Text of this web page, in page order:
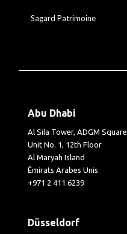
Sagard Patrimoine
Abu Dhabi
Al Sila Tower, ADGM Square,
Unit No. 1, 12th Floor
Al Maryah Island
Émirats Arabes Unis
+971 2 411 6239
Düsseldorf